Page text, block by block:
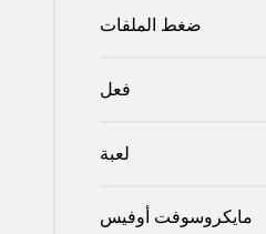
ضغط الملفات
فعل
لعبة
مايكروسوفت أوفيس